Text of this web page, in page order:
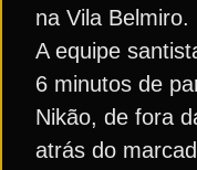
na Vila Belmiro.
A equipe
6 minutos de
Nikão, de fora
atrás do